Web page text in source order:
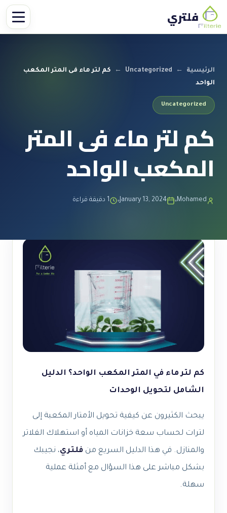
فلتري
الرئيسية ←
Uncategorized
←
كم لتر ماء فى المتر المكعب
الواحد
Uncategorized
كم لتر ماء فى المتر
المكعب الواحد
Mohamed
January 13, 2024 1 دقيقة قراءة
كم لتر ماء في المتر المكعب الواحد؟ الدليل
الشامل لتحويل الوحدات
يبحث الكثيرون عن كيفية تحويل الأمتار المكعبة إلى
لترات لحساب سعة خزانات المياه أو استهلاك الفلاتر
والمنازل. في هذا الدليل السريع من فلتري، نجيبك
بشكل مباشر على هذا السؤال مع أمثلة عملية
سهلة.